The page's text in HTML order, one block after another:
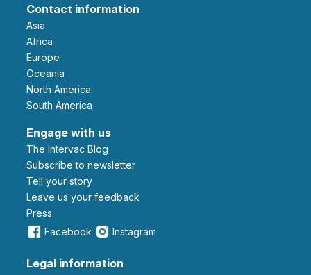
Contact information
Asia
Africa
Europe
Oceania
North America
South America
Engage with us
The Intervac Blog
Subscribe to newsletter
Tell your story
leave us your feedback
Press
Facebook
Instagram
Legal information